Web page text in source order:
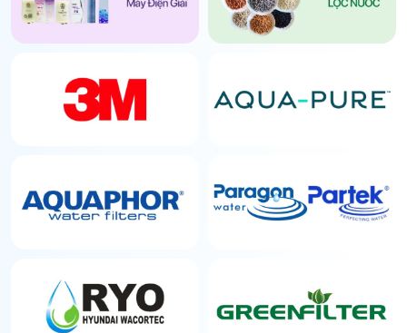
lọc Cation chuyên xử lý độ cứng.
Bảng Thời Gian Thay Lõi Lọc
Nước Định Kỳ Đầy Đủ Theo
Lõi số 1 (PP) cần thay sau 3-6 tháng hoặc khoảng
nhiều, khoảng 24-36 tháng.